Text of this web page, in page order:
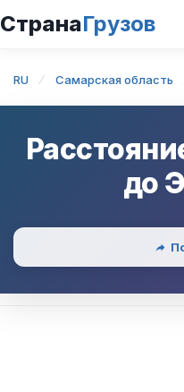
СтранаГрузов
RU Самарская область
до